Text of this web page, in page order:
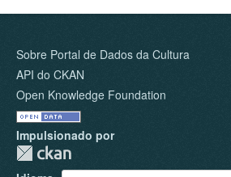
Sobre Portal de Dados da Cultura
API do CKAN
Open Knowledge Foundation
Impulsionado por